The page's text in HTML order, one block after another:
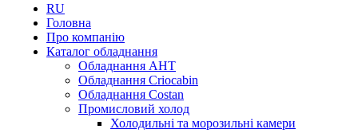
RU
Головна
Про компанію
Каталог обладнання
Обладнання AHT
Обладнання Criocabin
Обладнання Costan
Промисловий холод
Холодильні та морозильні камери